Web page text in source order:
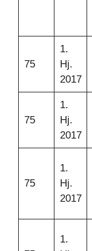
75
1.
Hj.
2017
75
1.
Hj.
2017
75
1.
Hj.
2017
1.